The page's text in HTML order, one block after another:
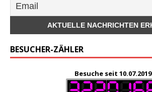
BESUCHER-ZÄHLER
Besuche seit 10.07.2019